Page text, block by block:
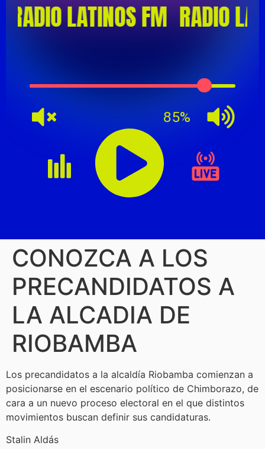
CONOZCA A LOS
PRECANDIDATOS A
LA ALCADIA DE
RIOBAMBA
Los precandidatos a la alcaldía Riobamba comienzan a
posicionarse en el escenario político de Chimborazo, de
cara a un nuevo proceso electoral en el que distintos
movimientos buscan definir sus candidaturas.
Stalin Aldás